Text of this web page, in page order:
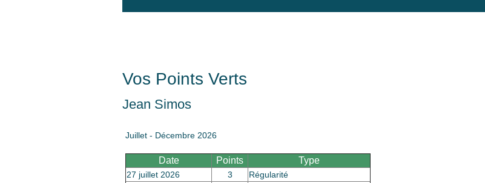
Vos Points Verts
Jean Simos
Juillet - Décembre 2026
Date Points Type
27 juillet 2026 3
Régularité